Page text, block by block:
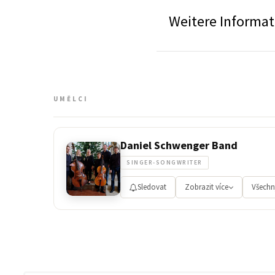
Weitere
UMĚLCI
Daniel Schwenger Band
SINGER-SONGWRITER
Sledovat Zobrazit více